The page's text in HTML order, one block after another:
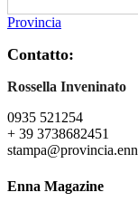
Provincia
Contatto:
Rossella Inveninato
0935 521254
+ 39 3738682451
Enna Magazine